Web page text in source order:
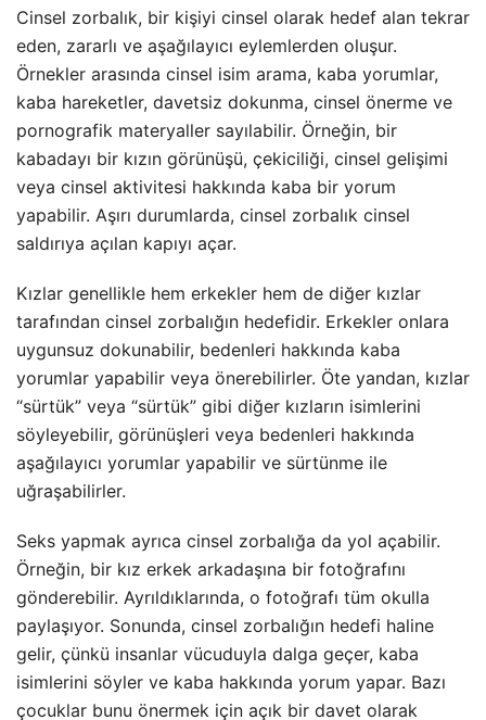
Cinsel zorbalık, bir kişiyi cinsel olarak hedef alan tekrar
eden, zararlı ve aşağılayıcı eylemlerden oluşur.
Örnekler arasında cinsel isim arama, kaba yorumlar,
kaba hareketler, davetsiz dokunma, cinsel önerme ve
pornografik materyaller sayılabilir. Örneğin, bir
kabadayı bir kızın görünüşü, çekiciliği, cinsel gelişimi
veya cinsel aktivitesi hakkında kaba bir yorum
yapabilir. Aşırı durumlarda, cinsel zorbalık cinsel
saldırıya açılan kapıyı açar.
Kızlar genellikle hem erkekler hem de diğer kızlar
tarafından cinsel zorbalığın hedefidir. Erkekler onlara
uygunsuz dokunabilir, bedenleri hakkında kaba
yorumlar yapabilir veya önerebilirler. Öte yandan, kızlar
“sürtük” veya “sürtük” gibi diğer kızların isimlerini
söyleyebilir, görünüşleri veya bedenleri hakkında
aşağılayıcı yorumlar yapabilir ve sürtünme ile
uğraşabilirler.
Seks yapmak ayrıca cinsel zorbalığa da yol açabilir.
Örneğin, bir kız erkek arkadaşına bir fotoğrafını
gönderebilir. Ayrıldıklarında, o fotoğrafı tüm okulla
paylaşıyor. Sonunda, cinsel zorbalığın hedefi haline
gelir, çünkü insanlar vücuduyla dalga geçer, kaba
isimlerini söyler ve kaba hakkında yorum yapar. Bazı
çocuklar bunu önermek için açık bir davet olarak